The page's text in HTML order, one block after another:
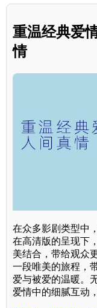
重温经典爱
情
在众多影剧类型中
在高清版的呈现下
美结合，带给观众
一段唯美的旅程，
爱与被爱的温暖。
爱情中的细腻互动